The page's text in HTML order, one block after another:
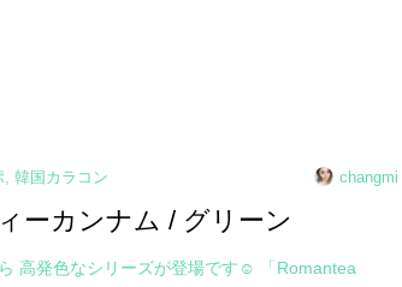
,韓国カラコン changmi
ーカンナム / グリーン
高発色なシリーズが登場です☺ 「Romantea